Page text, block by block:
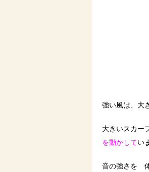
強い風は、大
大きいスカー
を動かしてい
音の強さを